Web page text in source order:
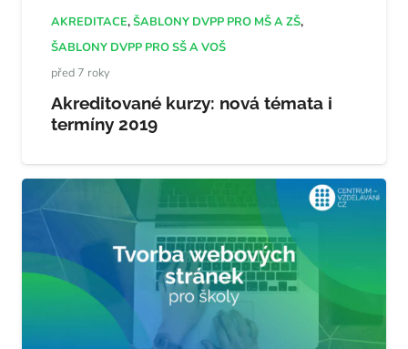
AKREDITACE,ŠABLONY DVPP PRO MŠ A ZŠ,
ŠABLONY DVPP PRO SŠ A VOŠ
před 7 roky
Akreditované kurzy: nová témata i
termíny 2019